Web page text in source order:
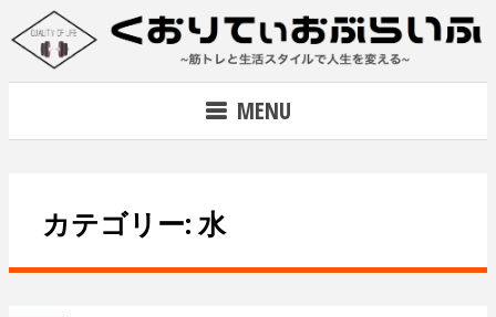
Skip
MENU
カテゴリー: 水